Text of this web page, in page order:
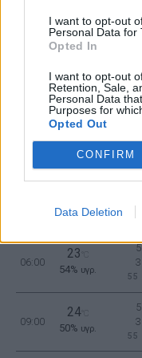
I want to opt-out
Personal Data for
Opted In
I want to opt-out
Retention, Sale,
Personal Data
Purposes for
Opted Out
CONFIRM
Data Deletion
33%υγρ.
55
ΣΑΒΒΑΤΟ
26°C
43%υγρ.
24
06:00
23
54% υγρ.
55
09:00
24°C
50% υγρ.
55